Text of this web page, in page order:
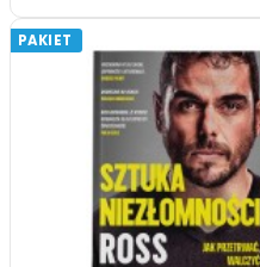
PAKIET